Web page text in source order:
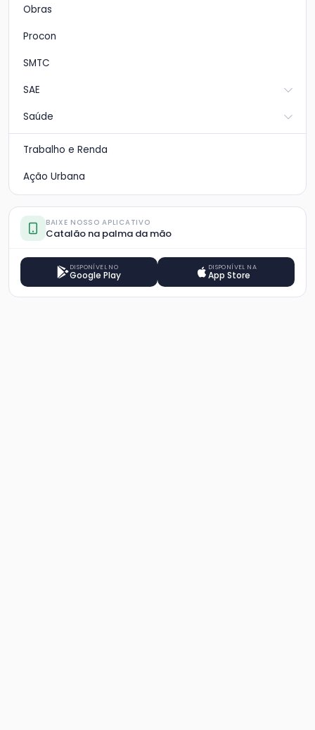
Obras
Procon
SMTC
SAE
Saúde
Trabalho e Renda
Ação Urbana
BAIXE NOSSO APLICATIVO
Catalão na palma da mão
DISPONÍVEL NO
Google Play
DISPONÍVEL NA
App Store